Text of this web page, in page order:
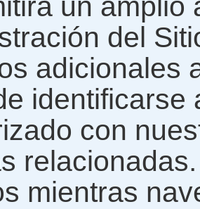
del
adicionales
identificarse
con
mientras